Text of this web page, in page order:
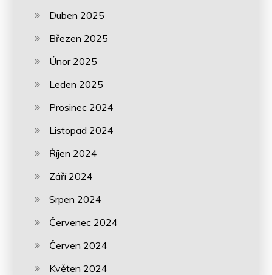
Duben 2025
Březen 2025
Únor 2025
Leden 2025
Prosinec 2024
Listopad 2024
Říjen 2024
Září 2024
Srpen 2024
Červenec 2024
Červen 2024
Květen 2024